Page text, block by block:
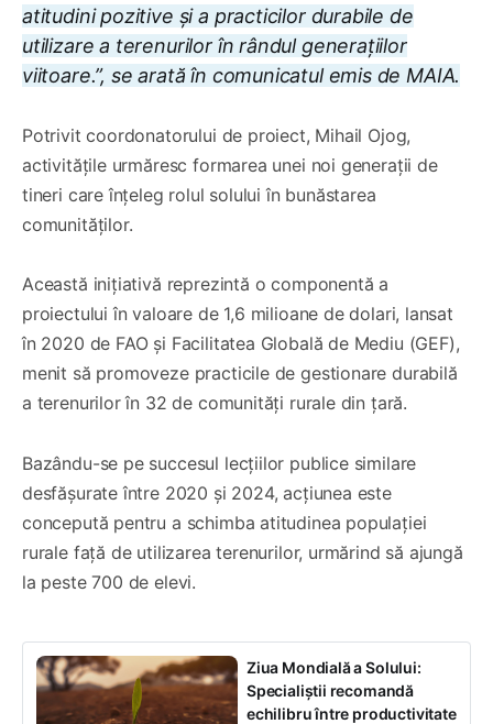
atitudini pozitive și a practicilor durabile de
utilizare a terenurilor în rândul generațiilor
viitoare.”, se arată în comunicatul emis de MAIA.
Potrivit coordonatorului de proiect, Mihail Ojog,
activitățile urmăresc formarea unei noi generații de
tineri care înțeleg rolul solului în bunăstarea
comunităților.
Această inițiativă reprezintă o componentă a
proiectului în valoare de 1,6 milioane de dolari, lansat
în 2020 de FAO și Facilitatea Globală de Mediu (GEF),
menit să promoveze practicile de gestionare durabilă
a terenurilor în 32 de comunități rurale din țară.
Bazându-se pe succesul lecțiilor publice similare
desfășurate între 2020 și 2024, acțiunea este
concepută pentru a schimba atitudinea populației
rurale față de utilizarea terenurilor, urmărind să ajungă
la peste 700 de elevi.
Ziua Mondială a Solului:
Specialiștii recomandă
echilibru între productivitate